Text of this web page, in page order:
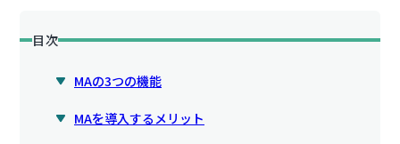
目次
MAの3つの機能
MAを導入するメリット